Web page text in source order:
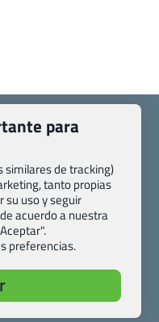
Contacto
específicas
de agencias
generales
sitemap
para
similares de tracking)
tanto propias
su uso y seguir
acuerdo a nuestra
preferencias.